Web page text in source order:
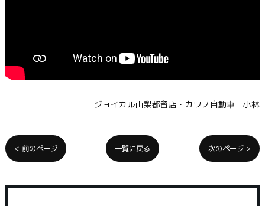
" src="https://www.youtube.com/embed/
ジョイカル山梨都留店・カワノ自動車 小林
< 前のページ 一覧に戻る 次のページ >